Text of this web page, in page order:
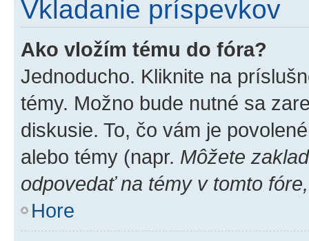
Vkladanie príspevkov
Ako vložím tému do fóra?
Jednoducho. Kliknite na
témy. Možno bude nutné sa
diskusie. To, čo vám je
alebo témy (napr. Môžete
odpovedať na témy v tomto
Hore